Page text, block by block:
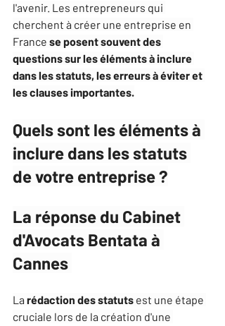
l'avenir. Les entrepreneurs qui
cherchent à créer une entreprise en
France se posent souvent des
questions sur les éléments à inclure
dans les statuts, les erreurs à éviter et
les clauses importantes.
Quels sont les éléments à
inclure dans les statuts
de votre entreprise ?
La réponse du Cabinet
d'Avocats Bentata à
Cannes
La rédaction des statuts est une étape
cruciale lors de la création d'une